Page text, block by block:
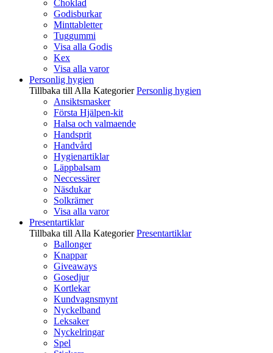
Choklad
Godisburkar
Minttabletter
Tuggummi
Visa alla Godis
Kex
Visa alla varor
Personlig hygien
Tillbaka till Alla Kategorier Personlig hygien
Ansiktsmasker
Första Hjälpen-kit
Halsa och valmaende
Handsprit
Handvård
Hygienartiklar
Läppbalsam
Neccessärer
Näsdukar
Solkrämer
Visa alla varor
Presentartiklar
Tillbaka till Alla Kategorier Presentartiklar
Ballonger
Knappar
Giveaways
Gosedjur
Kortlekar
Kundvagnsmynt
Nyckelband
Leksaker
Nyckelringar
Spel